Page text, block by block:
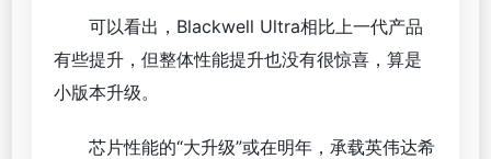
可以看出，Blackwell Ultra相比上一代产品
有些提升，但整体性能提升也没有很惊喜，算是
小版本升级。
芯片性能的“大升级”或在明年，承载英伟达希